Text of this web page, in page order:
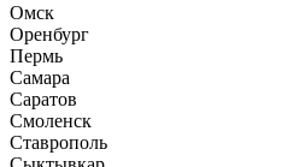
Омск
Оренбург
Пермь
Самара
Саратов
Смоленск
Ставрополь